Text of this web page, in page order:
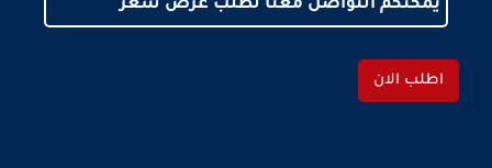
يمكنكم التواصل معنا لطلب عرض سعر
اطلب الان